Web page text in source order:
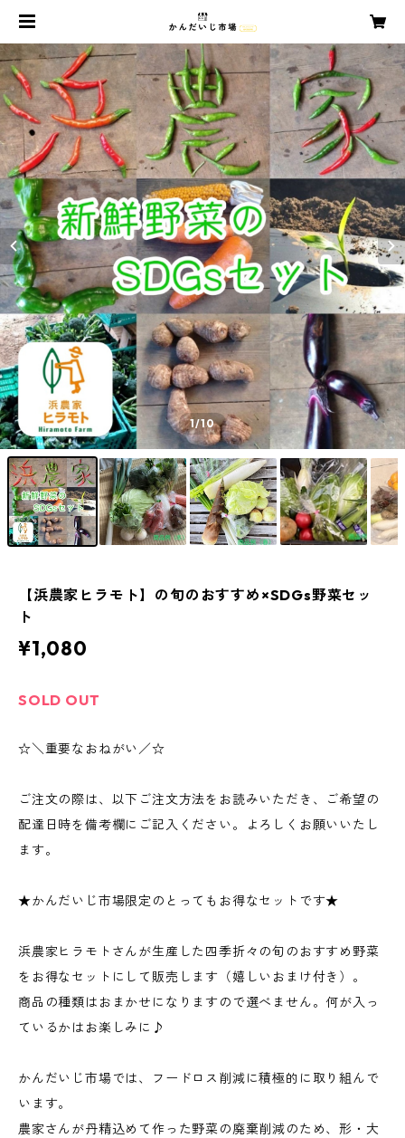
1/10
【浜農家ヒラモト】の旬のおすすめ×SDGs野菜セッ
ト
¥1,080
SOLD OUT
☆＼重要なおねがい／☆
ご注文の際は、以下ご注文方法をお読みいただき、ご希望の
配達日時を備考欄にご記入ください。よろしくお願いいたし
ます。
★かんだいじ市場限定のとってもお得なセットです★
浜農家ヒラモトさんが生産した四季折々の旬のおすすめ野菜
をお得なセットにして販売します（嬉しいおまけ付き）。
商品の種類はおまかせになりますので選べません。何が入っ
ているかはお楽しみに♪
かんだいじ市場では、フードロス削減に積極的に取り組んで
います。
農家さんが丹精込めて作った野菜の廃棄削減のため、形・大